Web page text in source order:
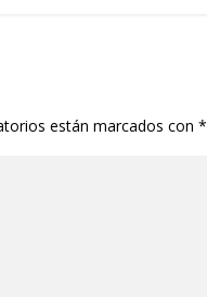
están marcados con*